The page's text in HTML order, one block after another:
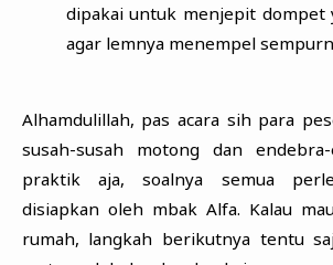
dipakai untuk menjepit dompet
agar lemnya menempel
Alhamdulillah, pas acara sih para
susah-susah motong dan
praktik aja, soalnya semua
disiapkan oleh mbak Alfa. Kalau
rumah, langkah berikutnya tentu